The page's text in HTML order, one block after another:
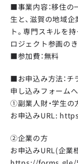
■事業内容：移住の
生と、滋賀の地域
ト。専門スキルを
ロジェクト参画の
■参加費：無料
■お申込み方法：チ
申し込みフォームへ
①副業人財・学生の
お申込みURL:
②企業の方
お申込みURL(企業